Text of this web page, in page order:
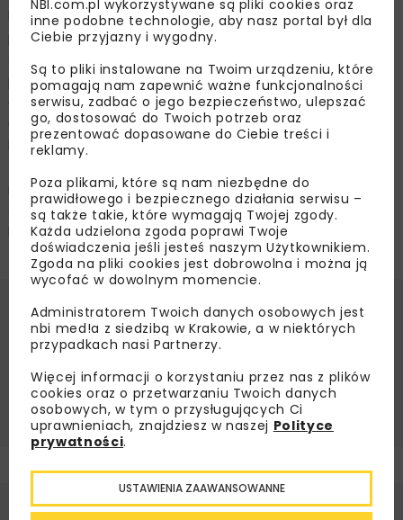
betonowego przynosi wiele korzyści. Przede wszystkim
pozwala na znaczne przyspieszenie procesu budowy,
precyzyjna, co redukuje ilość odpadów i zapewnia dużą
dokładność konstrukcji. Dodatkowo, drukowanie 3D
umożliwia tworzenie złożonych kształtów i struktur, które
byłyby trudne lub niemożliwe do osiągnięcia
materiałowej możliwe jest zmniejszenie zużycia betonu,
co sprzyja bardziej zrównoważonemu rozwojowi
budownictwa.
Źródło:Materiały prasowe Holcim Polska
COBOD EKO-WOD
GLOBTANK
HOLCIM POLSKA
TECHNOLOGIA 3D
WODA PITNA
ZBIORNIK NA WODĘ PITNĄ
ZWIK BARCZEWO
NBI.com.pl wykorzystywane są pliki cookies oraz
inne podobne technologie, aby nasz portal był dla
Ciebie przyjazny i wygodny.
Są to pliki instalowane na Twoim urządzeniu, które
pomagają nam zapewnić ważne funkcjonalności
serwisu, zadbać o jego bezpieczeństwo, ulepszać
go, dostosować do Twoich potrzeb oraz
prezentować dopasowane do Ciebie treści i
reklamy.
Poza plikami, które są nam niezbędne do
prawidłowego i bezpiecznego działania serwisu –
są także takie, które wymagają Twojej zgody.
Każda udzielona zgoda poprawi Twoje
doświadczenia jeśli jesteś naszym Użytkownikiem.
Zgoda na pliki cookies jest dobrowolna i można ją
wycofać w dowolnym momencie.
Administratorem Twoich danych osobowych jest
nbi med!a z siedzibą w Krakowie, a w niektórych
przypadkach nasi Partnerzy.
Więcej informacji o korzystaniu przez nas z plików
cookies oraz o przetwarzaniu Twoich danych
osobowych, w tym o przysługujących Ci
uprawnieniach, znajdziesz w naszej Polityce
prywatności.
USTAWIENIA ZAAWANSOWANNE